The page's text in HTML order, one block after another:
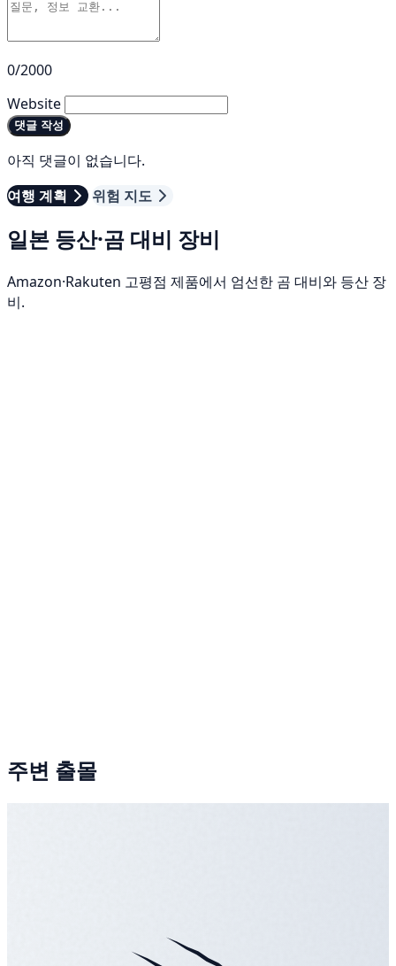
0/2000
Website
댓글 작성
아직 댓글이 없습니다.
여행 계획
위험 지도
일본 등산·곰 대비 장비
Amazon·Rakuten 고평점 제품에서 엄선한 곰 대비와 등산 장
비.
주변 출몰